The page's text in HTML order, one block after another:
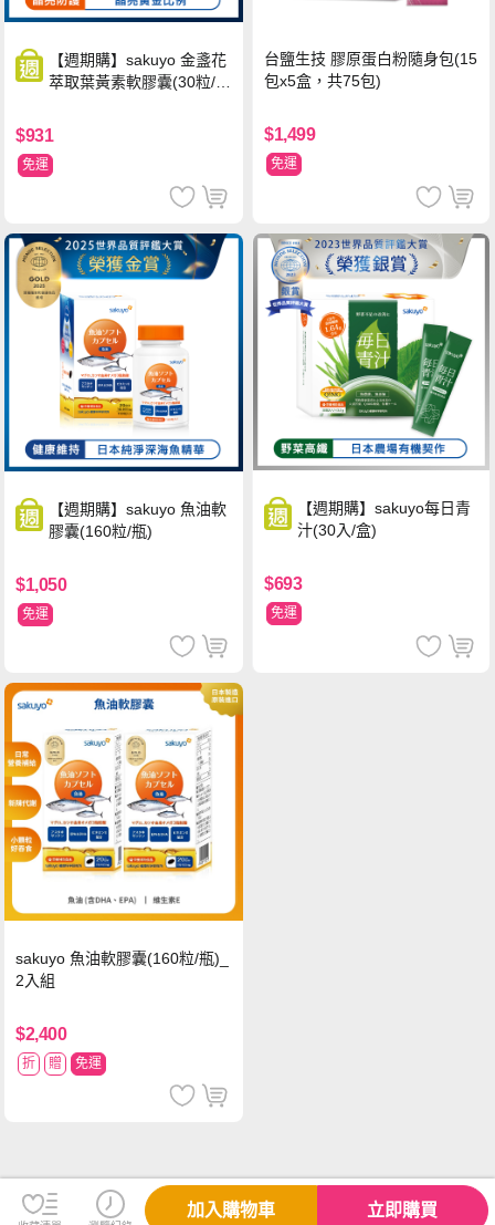
【週期購】sakuyo 金盞花
萃取葉黃素軟膠囊(30粒/
$931
免運
台鹽生技 膠原蛋白粉隨身包(15
包x5盒，共75包)
$1,499
免運
【週期購】sakuyo 魚油軟
膠囊(160粒/瓶)
$1,050
免運
【週期購】sakuyo每日青
汁(30入/盒)
$693
免運
sakuyo 魚油軟膠囊(160粒/瓶)_
2入組
$2,400
折 贈 免運
加入購物車 立即購買